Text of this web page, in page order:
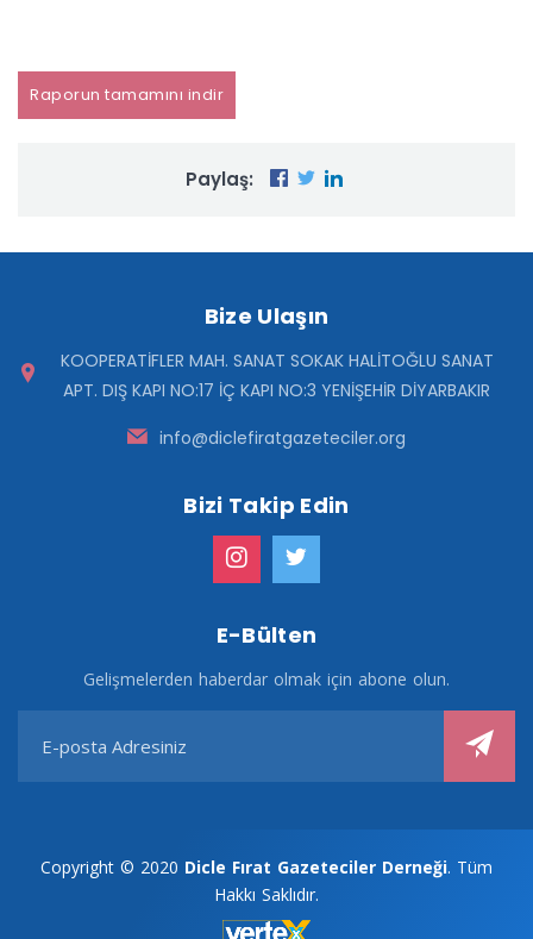
Raporun tamamını indir
Paylaş:
Bize Ulaşın
KOOPERATİFLER MAH. SANAT SOKAK HALİTOĞLU SANAT
APT. DIŞ KAPI NO:17 İÇ KAPI NO:3 YENİŞEHİR DİYARBAKIR
info@diclefiratgazeteciler.org
Bizi Takip Edin
E-Bülten
Gelişmelerden haberdar olmak için abone olun.
Copyright © 2020 Dicle Fırat Gazeteciler Derneği. Tüm
Hakkı Saklıdır.